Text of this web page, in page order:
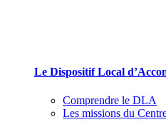
Le Dispositif Local
Comprendre le DLA
Les missions du